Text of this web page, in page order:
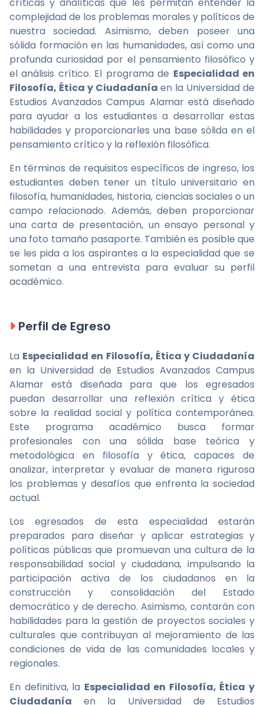
complejidad de los problemas morales y políticos de
nuestra sociedad. Asimismo, deben poseer una
sólida formación en las humanidades, así como una
profunda curiosidad por el pensamiento filosófico y
el análisis crítico. El programa de Especialidad en
Filosofía, Ética y Ciudadanía en la Universidad de
Estudios Avanzados Campus Alamar está diseñado
para ayudar a los estudiantes a desarrollar estas
habilidades y proporcionarles una base sólida en el
pensamiento crítico y la reflexión filosófica.
En términos de requisitos específicos de ingreso, los
estudiantes deben tener un título universitario en
filosofía, humanidades, historia, ciencias sociales o un
campo relacionado. Además, deben proporcionar
una carta de presentación, un ensayo personal y
una foto tamaño pasaporte. También es posible que
se les pida a los aspirantes a la especialidad que se
sometan a una entrevista para evaluar su perfil
académico.
Perfil de Egreso
La Especialidad en Filosofía, Ética y Ciudadanía
en la Universidad de Estudios Avanzados Campus
Alamar está diseñada para que los egresados
puedan desarrollar una reflexión crítica y ética
sobre la realidad social y política contemporánea.
Este programa académico busca formar
profesionales con una sólida base teórica y
metodológica en filosofía y ética, capaces de
analizar, interpretar y evaluar de manera rigurosa
los problemas y desafíos que enfrenta la sociedad
actual.
Los egresados de esta especialidad estarán
preparados para diseñar y aplicar estrategias y
políticas públicas que promuevan una cultura de la
responsabilidad social y ciudadana, impulsando la
participación activa de los ciudadanos en la
construcción y consolidación del Estado
democrático y de derecho. Asimismo, contarán con
habilidades para la gestión de proyectos sociales y
culturales que contribuyan al mejoramiento de las
condiciones de vida de las comunidades locales y
regionales.
En definitiva, la Especialidad en Filosofía, Ética y
Ciudadanía en la Universidad de Estudios